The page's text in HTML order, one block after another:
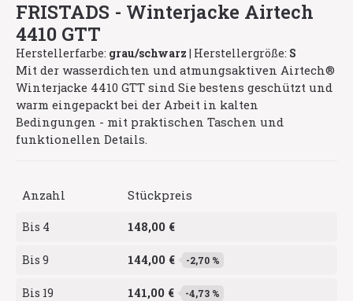
FRISTADS - Winterjacke Airtech
4410 GTT
Herstellerfarbe: grau/schwarz | Herstellergröße: S
Mit der wasserdichten und atmungsaktiven Airtech®
Winterjacke 4410 GTT sind Sie bestens geschützt und
warm eingepackt bei der Arbeit in kalten
Bedingungen - mit praktischen Taschen und
funktionellen Details.
Anzahl Stückpreis
Bis 4 148,00 €
Bis 9 144,00 € -2,70 %
Bis 19 141,00 € -4,73 %